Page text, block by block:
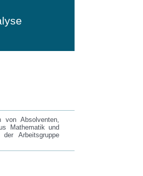
von Absolventen,
Mathematik und
Arbeitsgruppe